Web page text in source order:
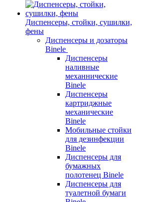
Диспенсеры, стойки, сушилки,
фены
Диспенсеры и дозаторы
Binele
Диспенсеры
наливные
механнические
Binele
Диспенсеры
картриджные
механические
Binele
Мобильные стойки
для дезинфекции
Binele
Диспенсеры для
бумажных
полотенец Binele
Диспенсеры для
туалетной бумаги